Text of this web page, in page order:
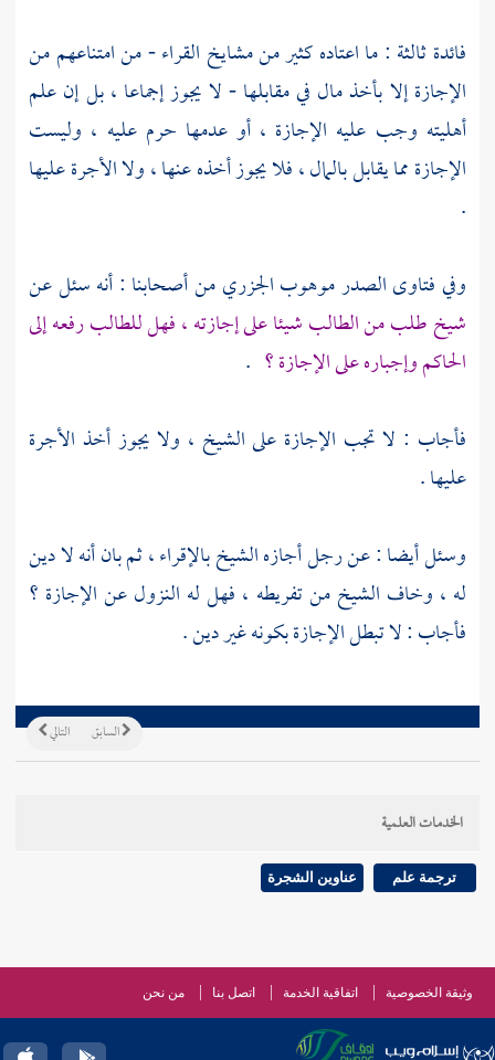
فائدة ثالثة : ما اعتاده كثير من مشايخ القراء - من امتناعهم من
الإجازة إلا بأخذ مال في مقابلها - لا يجوز إجماعا ، بل إن علم
أهليته وجب عليه الإجازة ، أو عدمها حرم عليه ، وليست
الإجازة مما يقابل بالمال ، فلا يجوز أخذه عنها ، ولا الأجرة عليها
.
وفي فتاوى الصدرموهوب الجزريمن أصحابنا : أنه سئل عن
شيخ طلب من الطالب شيئا على إجازته ، فهل للطالب رفعه إلى
الحاكم وإجباره على الإجازة ؟ .
فأجاب : لا تجب الإجازة على الشيخ ، ولا يجوز أخذ الأجرة
عليها .
وسئل أيضا : عن رجل أجازه الشيخ بالإقراء ، ثم بان أنه لا دين
له ، وخاف الشيخ من تفريطه ، فهل له النزول عن الإجازة ؟
فأجاب : لا تبطل الإجازة بكونه غير دين .
التالي السابق
الخدمات العلمية
ترجمة علم عناوين الشجرة
وثيقة الخصوصية اتفاقية الخدمة اتصل بنا من نحن